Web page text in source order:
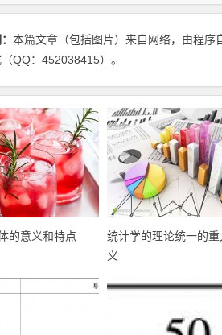
本篇文章（包括图片）来自网络，由程序
QQ：452038415）。
的意义和特点
统计学的理论统一的重
义